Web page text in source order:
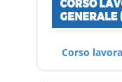
Corso